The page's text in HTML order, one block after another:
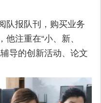
队报队刊，购买业务
注重在“小、新、
导的创新活动、论文